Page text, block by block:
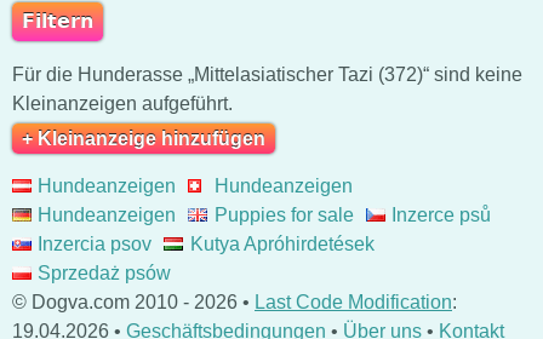
Für die Hunderasse „Mittelasiatischer Tazi (372)“ sind keine
Kleinanzeigen aufgeführt.
+ Kleinanzeige hinzufügen
Hundeanzeigen
Hundeanzeigen
Hundeanzeigen
Puppies for sale
Inzerce psů
Inzercia psov
Kutya Apróhirdetések
Sprzedaż psów
© Dogva.com 2010 - 2026 • Last Code Modification:
19.04.2026 • Geschäftsbedingungen • Über uns • Kontakt